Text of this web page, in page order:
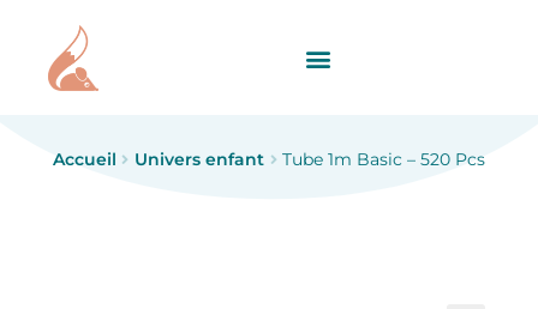
Accueil Univers enfant Tube 1m Basic – 520 Pcs